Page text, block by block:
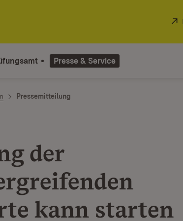
Presse & Service
Pressemitteilung
der
kann starten